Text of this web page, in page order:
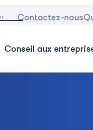
Contactez-nous
Conseil aux